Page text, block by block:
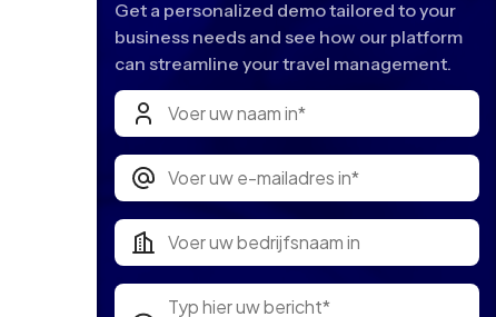
Get a personalized demo tailored to your
business needs and see how our platform
can streamline your travel management.